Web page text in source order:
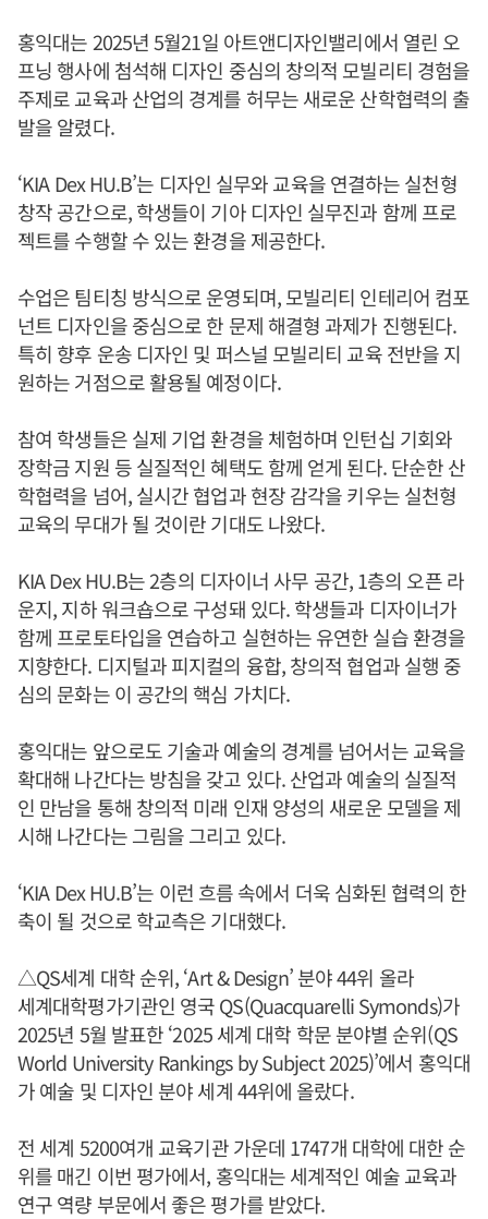
홍익대는 2025년 5월21일 아트앤디자인밸리에서 열린 오
프닝 행사에 첨석해 디자인 중심의 창의적 모빌리티 경험을
주제로 교육과 산업의 경계를 허무는 새로운 산학협력의 출
발을 알렸다.
‘KIA Dex HU.B’는 디자인 실무와 교육을 연결하는 실천형
창작 공간으로, 학생들이 기아 디자인 실무진과 함께 프로
젝트를 수행할 수 있는 환경을 제공한다.
수업은 팀티칭 방식으로 운영되며, 모빌리티 인테리어 컴포
넌트 디자인을 중심으로 한 문제 해결형 과제가 진행된다.
특히 향후 운송 디자인 및 퍼스널 모빌리티 교육 전반을 지
원하는 거점으로 활용될 예정이다.
참여 학생들은 실제 기업 환경을 체험하며 인턴십 기회와
장학금 지원 등 실질적인 혜택도 함께 얻게 된다. 단순한 산
학협력을 넘어, 실시간 협업과 현장 감각을 키우는 실천형
교육의 무대가 될 것이란 기대도 나왔다.
KIA Dex HU.B는 2층의 디자이너 사무 공간, 1층의 오픈 라
운지, 지하 워크숍으로 구성돼 있다. 학생들과 디자이너가
함께 프로토타입을 연습하고 실현하는 유연한 실습 환경을
지향한다. 디지털과 피지컬의 융합, 창의적 협업과 실행 중
심의 문화는 이 공간의 핵심 가치다.
홍익대는 앞으로도 기술과 예술의 경계를 넘어서는 교육을
확대해 나간다는 방침을 갖고 있다. 산업과 예술의 실질적
인 만남을 통해 창의적 미래 인재 양성의 새로운 모델을 제
시해 나간다는 그림을 그리고 있다.
‘KIA Dex HU.B’는 이런 흐름 속에서 더욱 심화된 협력의 한
축이 될 것으로 학교측은 기대했다.
△QS세계 대학 순위, ‘Art & Design’ 분야 44위 올라
세계대학평가기관인 영국 QS(Quacquarelli Symonds)가
2025년 5월 발표한 ‘2025 세계 대학 학문 분야별 순위(QS
World University Rankings by Subject 2025)’에서 홍익대
가 예술 및 디자인 분야 세계 44위에 올랐다.
전 세계 5200여개 교육기관 가운데 1747개 대학에 대한 순
위를 매긴 이번 평가에서, 홍익대는 세계적인 예술 교육과
연구 역량 부문에서 좋은 평가를 받았다.